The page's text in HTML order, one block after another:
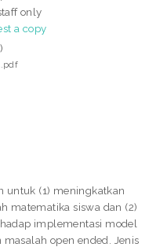
only
a copy
untuk (1) meningkatkan
matematika siswa dan (2)
implementasi model
open ended. Jenis